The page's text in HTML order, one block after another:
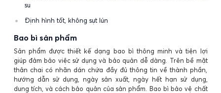
su
Định hình tốt, không sụt lún
Bao bì sản phẩm
Sản phẩm được thiết kế dạng bao bì thông minh và tiện lợi
giúp đảm bảo việc sử dụng và bảo quản dễ dàng. Trên bề mặt
thân chai có nhãn dán chứa đầy đủ thông tin về thành phần,
hướng dẫn sử dụng, ngày sản xuất, ngày hết hạn sử dụng,
dung tích, và cách bảo quản của sản phẩm. Bao bì bảo vệ chất